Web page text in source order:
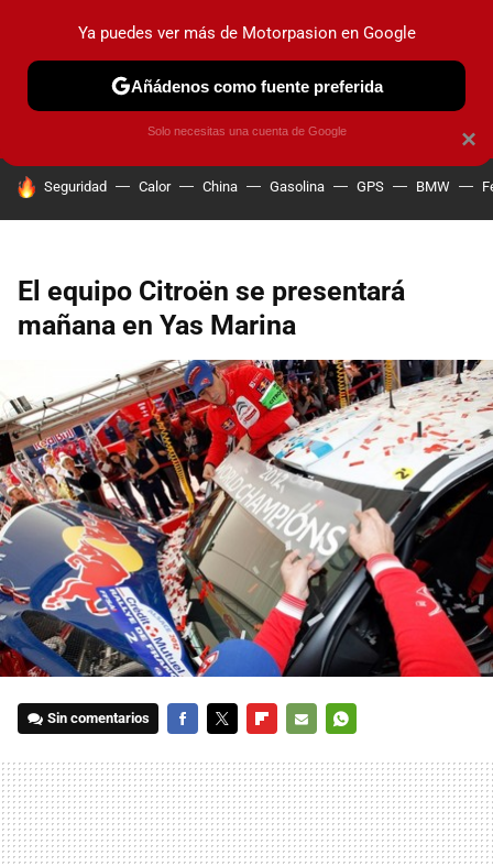
PRUEBAS COCHES ELÉCTRICOS OBSERVATORIO
HOY SE HABLA DE
Seguridad Calor China Gasolina GPS BMW
El equipo Citroën se presentará
mañana en Yas Marina
Sin comentarios
MAIL
×
Ya puedes ver más de Motorpasion en Google
Añádenos como fuente preferida
Solo necesitas una cuenta de Google